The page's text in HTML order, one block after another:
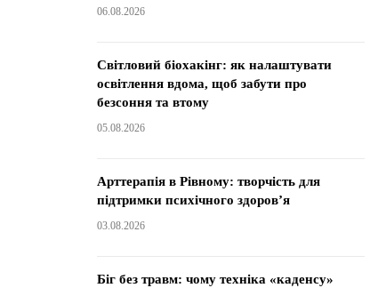
06.08.2026
Світловий біохакінг: як налаштувати
освітлення вдома, щоб забути про
безсоння та втому
05.08.2026
Арттерапія в Рівному: творчість для
підтримки психічного здоров’я
03.08.2026
Біг без травм: чому техніка «каденсу»